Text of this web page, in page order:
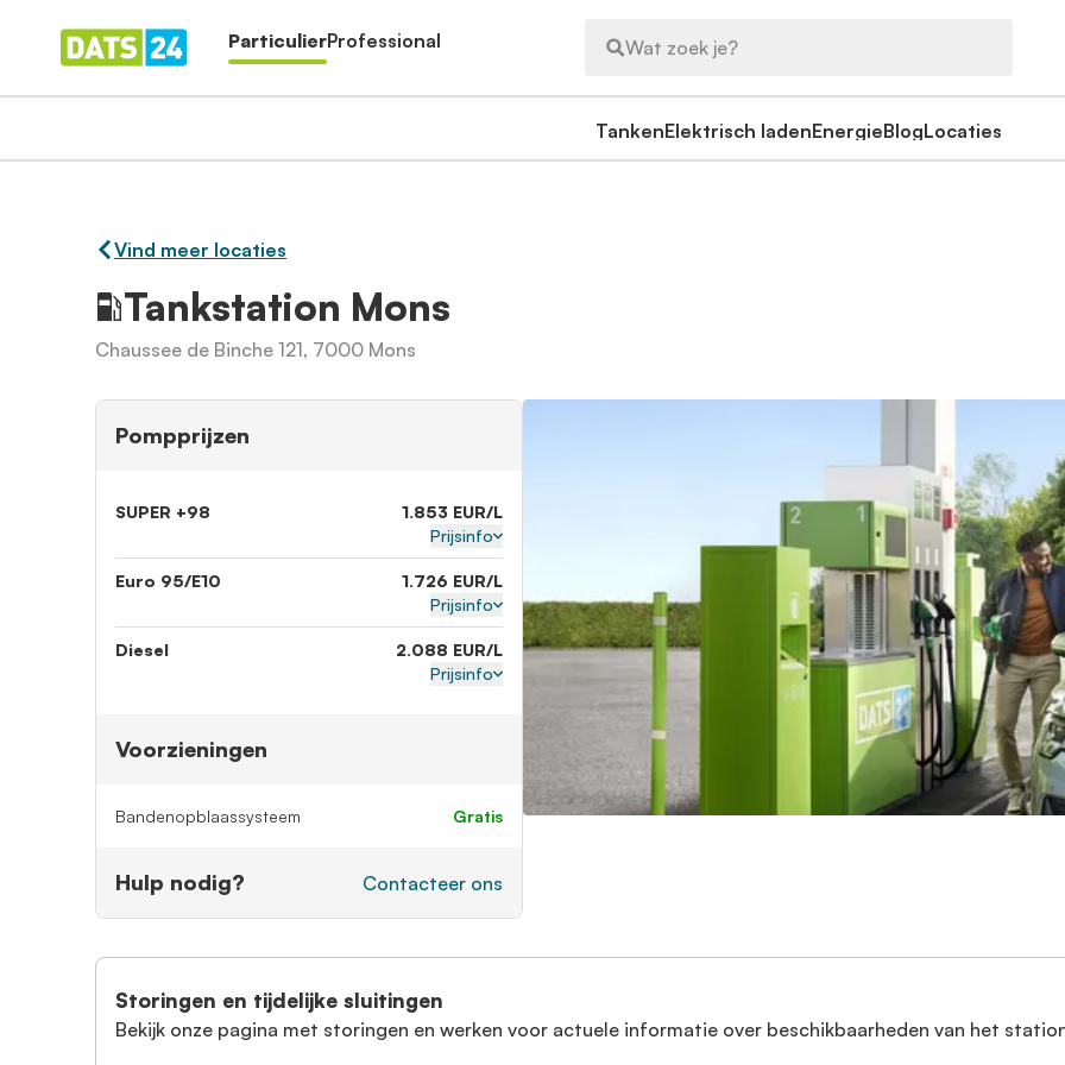
ParticulierProfessional Wat zoek je?
TankenElektrisch ladenEnergieBlogLocaties
Vind meer locaties
Tankstation Mons
Chaussee de Binche 121, 7000 Mons
Pompprijzen
SUPER +98
1.853 EUR/L
Prijsinfo
Euro 95/E10
1.726 EUR/L
Prijsinfo
Diesel
2.088 EUR/L
Prijsinfo
Voorzieningen
Bandenopblaassysteem gratis
Hulp nodig? Contacteer ons
Storingen en tijdelijke sluitingen
Bekijk onze pagina met storingen en werken voor actuele informatie over beschikbaarheden van het